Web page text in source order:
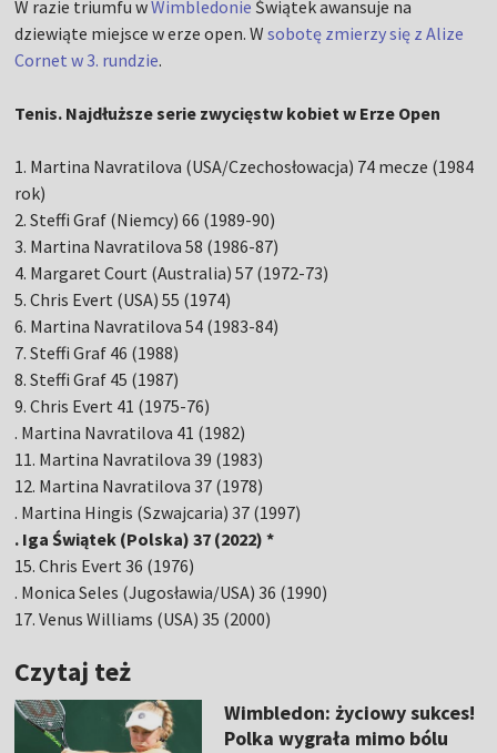
W razie triumfu wWimbledonie Świątek awansuje na
dziewiąte miejsce w erze open. Wsobotę zmierzy się z Alize
Cornet w 3. rundzie.
Tenis. Najdłuższe serie zwycięstw kobiet w Erze Open
1. Martina Navratilova (USA/Czechosłowacja) 74 mecze (1984
rok)
2. Steffi Graf (Niemcy) 66 (1989-90)
3. Martina Navratilova 58 (1986-87)
4. Margaret Court (Australia) 57 (1972-73)
5. Chris Evert (USA) 55 (1974)
6. Martina Navratilova 54 (1983-84)
7. Steffi Graf 46 (1988)
8. Steffi Graf 45 (1987)
9. Chris Evert 41 (1975-76)
. Martina Navratilova 41 (1982)
11. Martina Navratilova 39 (1983)
12. Martina Navratilova 37 (1978)
. Martina Hingis (Szwajcaria) 37 (1997)
. Iga Świątek (Polska) 37 (2022) *
15. Chris Evert 36 (1976)
. Monica Seles (Jugosławia/USA) 36 (1990)
17. Venus Williams (USA) 35 (2000)
Czytaj też
Wimbledon: życiowy sukces!
Polka wygrała mimo bólu